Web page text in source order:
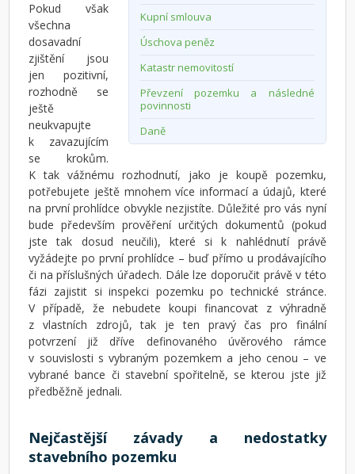
Kupní smlouva
Úschova peněz
Katastr nemovitostí
Převzení pozemku a následné
povinnosti
Daně
Pokud však
všechna
dosavadní
zjištění jsou
jen pozitivní,
rozhodně se
ještě
neukvapujte
k zavazujícím
se krokům.
K tak vážnému rozhodnutí, jako je koupě pozemku,
potřebujete ještě mnohem více informací a údajů, které
na první prohlídce obvykle nezjistíte. Důležité pro vás nyní
bude především prověření určitých dokumentů (pokud
jste tak dosud neučili), které si k nahlédnutí právě
vyžádejte po první prohlídce – buď přímo u prodávajícího
či na příslušných úřadech. Dále lze doporučit právě v této
fázi zajistit si inspekci pozemku po technické stránce.
V případě, že nebudete koupi financovat z výhradně
z vlastních zdrojů, tak je ten pravý čas pro finální
potvrzení již dříve definovaného úvěrového rámce
v souvislosti s vybraným pozemkem a jeho cenou – ve
vybrané bance či stavební spořitelně, se kterou jste již
předběžně jednali.
Nejčastější závady a nedostatky
stavebního pozemku